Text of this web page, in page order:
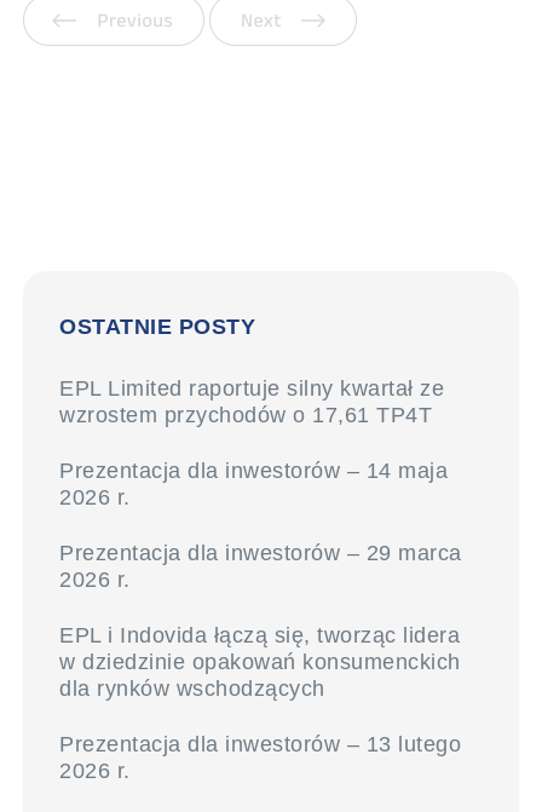
Poprzedni
OSTATNIE POSTY
EPL Limited raportuje silny kwartał ze
wzrostem przychodów o 17,61 TP4T
Prezentacja dla inwestorów – 14 maja
2026 r.
Prezentacja dla inwestorów – 29 marca
2026 r.
EPL i Indovida łączą się, tworząc lidera
w dziedzinie opakowań konsumenckich
dla rynków wschodzących
Prezentacja dla inwestorów – 13 lutego
2026 r.